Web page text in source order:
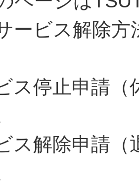
ービス解除方
ス停止申請
ス解除申請